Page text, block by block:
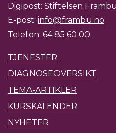
Digipost: Stiftelsen Frambu
E-post: info@frambu.no
Telefon: 64 85 60 00
TJENESTER
DIAGNOSEOVERSIKT
TEMA-ARTIKLER
KURSKALENDER
NYHETER